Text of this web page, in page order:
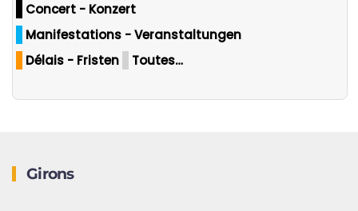
Concert - Konzert
Manifestations - Veranstaltungen
Délais - Fristen
Toutes…
Girons